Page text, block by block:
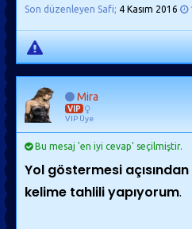
Son düzenleyen Safi; 4 Kasım 2016
Mira
VIP
VIP Üye
Bu mesaj 'en iyi cevap' seçilmiştir.
Yol göstermesi
kelime tahlili yapıyorum.